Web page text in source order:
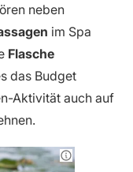
neben
im Spa
Flasche
das Budget
Aktivität auch auf